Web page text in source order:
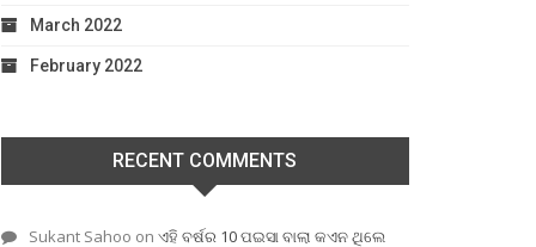
March 2022
February 2022
RECENT COMMENTS
Sukant Sahoo on ଏହି ବର୍ଷର 10 ପଇସା ବାଲା କଏନ ଥିଲେ